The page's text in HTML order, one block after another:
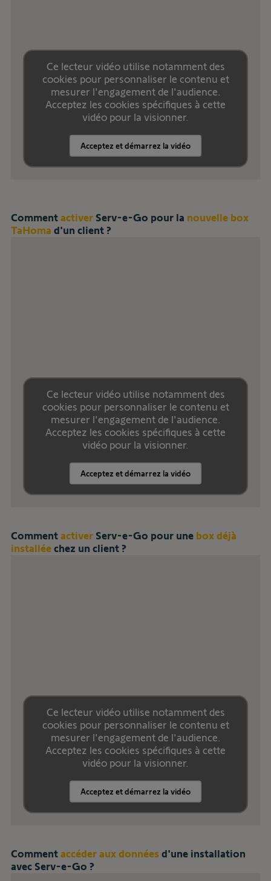
Ce lecteur vidéo utilise notamment des
cookies pour personnaliser le contenu et
mesurer l'engagement de l'audience.
Acceptez les cookies spécifiques à cette
vidéo pour la visionner.
Acceptez et démarrez la vidéo
Comment activer Serv-e-Go pour la nouvelle box
TaHoma d'un client ?
Ce lecteur vidéo utilise notamment des
cookies pour personnaliser le contenu et
mesurer l'engagement de l'audience.
Acceptez les cookies spécifiques à cette
vidéo pour la visionner.
Acceptez et démarrez la vidéo
Comment activer Serv-e-Go pour une box déjà
installée chez un client ?
Ce lecteur vidéo utilise notamment des
cookies pour personnaliser le contenu et
mesurer l'engagement de l'audience.
Acceptez les cookies spécifiques à cette
vidéo pour la visionner.
Acceptez et démarrez la vidéo
Comment accéder aux données d'une installation
avec Serv-e-Go ?